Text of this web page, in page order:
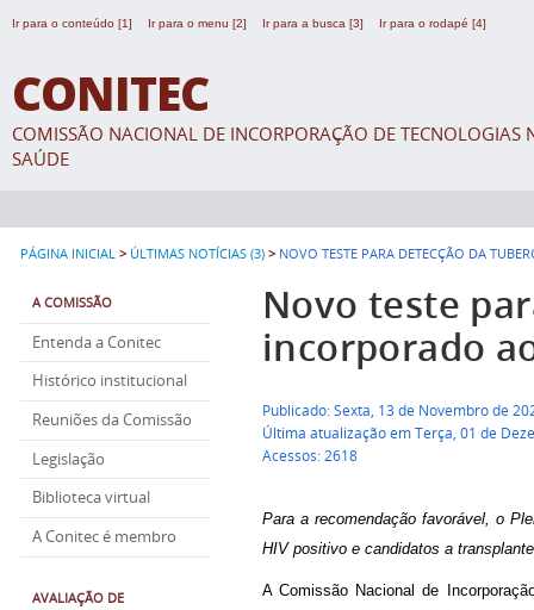
Ir para o conteúdo [1] Ir para o menu [2] Ir para a busca [3] Ir para o rodapé [4]
CONITEC
COMISSÃO NACIONAL DE INCORPORAÇÃO DE TECNOLOGIAS
SAÚDE
PÁGINA INICIAL > ÚLTIMAS NOTÍCIAS (3) > NOVO TESTE PARA DETECÇÃO DA
A COMISSÃO
Entenda a Conitec
Histórico institucional
Reuniões da Comissão
Legislação
Biblioteca virtual
A Conitec é membro
AVALIAÇÃO DE
Novo teste
incorporado
Publicado: Sexta, 13 de Novembro de
Última atualização em Terça, 01 de
Acessos: 2618
Para a recomendação favorável, o
HIV positivo e candidatos a
A Comissão Nacional de